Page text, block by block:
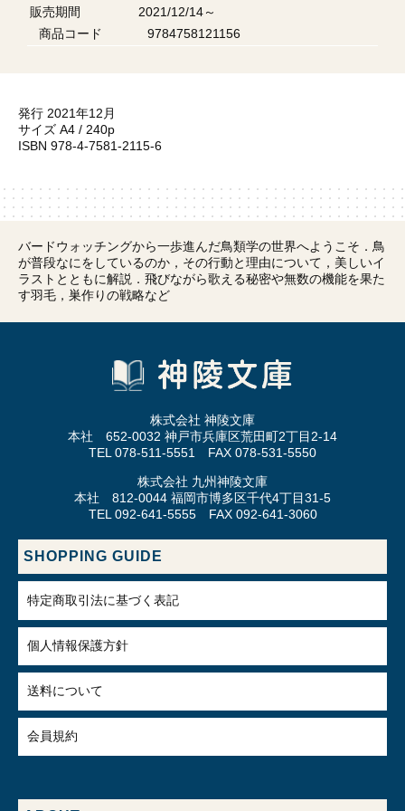
販売期間
2021/12/14～
商品コード
9784758121156
発行 2021年12月
サイズ A4 / 240p
ISBN 978-4-7581-2115-6
バードウォッチングから一歩進んだ鳥類学の世界へようこそ．鳥
が普段なにをしているのか，その行動と理由について，美しいイ
ラストとともに解説．飛びながら歌える秘密や無数の機能を果た
す羽毛，巣作りの戦略など
株式会社 神陵文庫
本社 652-0032 神戸市兵庫区荒田町2丁目2-14
TEL 078-511-5551 FAX 078-531-5550
株式会社 九州神陵文庫
本社 812-0044 福岡市博多区千代4丁目31-5
TEL 092-641-5555 FAX 092-641-3060
SHOPPING GUIDE
特定商取引法に基づく表記
個人情報保護方針
送料について
会員規約